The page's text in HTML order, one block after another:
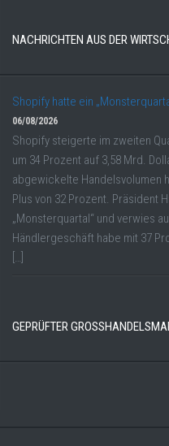
NACHRICHTEN AUS DER
Shopify hatte ein
06/08/2026
Shopify steigerte im zweiten
um 34 Prozent auf 3,58 Mrd.
abgewickelte Handelsvolumen
Plus von 32 Prozent. Präsident
„Monsterquartal“ und verwies
Händlergeschäft habe mit 37
[…]
GEPRÜFTER